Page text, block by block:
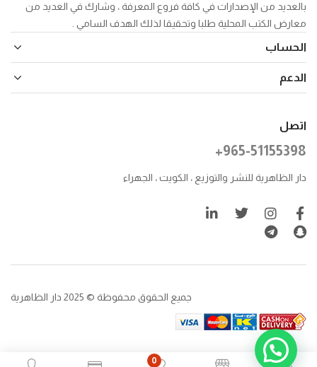
0
بالعديد من الإصدارات في كافة فروع المعرفة ، وشارك في العديد من
معارض الكتب المحلية طلبا وتحقيقا لذلك الهدف السامي .
الحساب
الدعم
اتصل
+965-51155398
دار الظاهرية للنشر والتوزيع ، الكويت ، الجهراء
جميع الحقوق محفوظة © 2025 دار الظاهرية